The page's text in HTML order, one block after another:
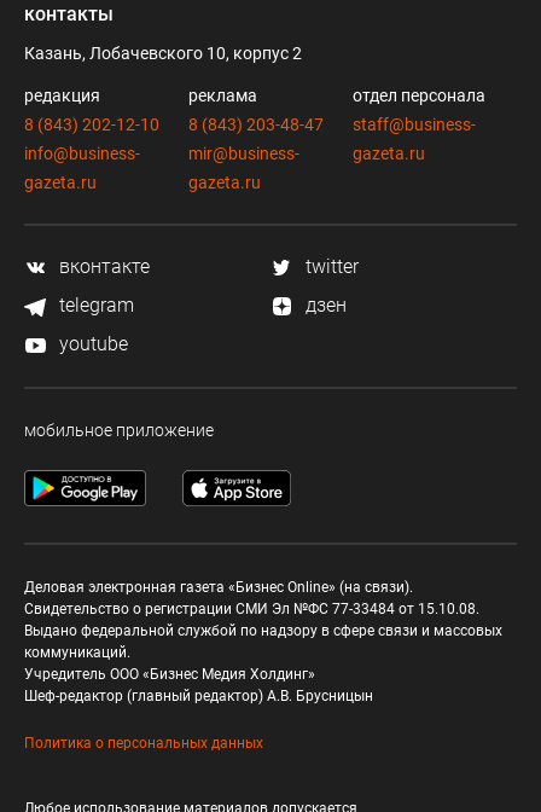
контакты
Казань, Лобачевского 10, корпус 2
редакция
8 (843) 202-12-10
info@business-
gazeta.ru
реклама
8 (843) 203-48-47
mir@business-
gazeta.ru
отдел персонала
staff@business-
gazeta.ru
вконтакте
twitter
telegram
дзен
youtube
мобильное приложение
Деловая электронная газета «Бизнес Online» (на связи).
Свидетельство о регистрации СМИ Эл №ФС 77-33484 от 15.10.08.
Выдано федеральной службой по надзору в сфере связи и массовых
коммуникаций.
Учредитель ООО «Бизнес Медия Холдинг»
Шеф-редактор (главный редактор) А.В. Брусницын
Политика о персональных данных
Любое использование материалов допускается